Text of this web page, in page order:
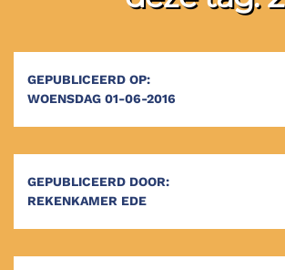
GEPUBLICEERD OP:
WOENSDAG 01-06-2016
GEPUBLICEERD DOOR:
REKENKAMER EDE